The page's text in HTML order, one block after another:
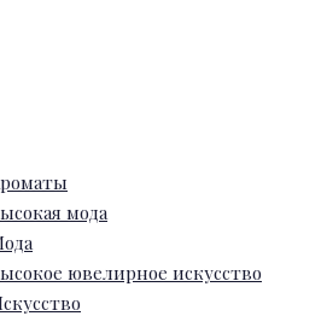
мода
ювелирное искусство